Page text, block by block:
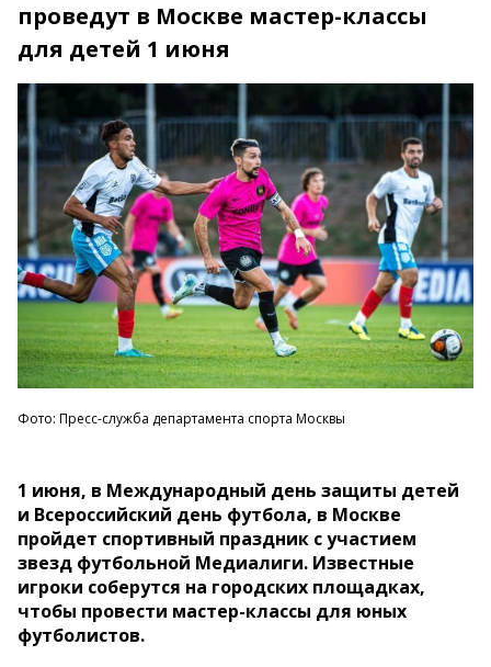
проведут в Москве мастер-классы
для детей 1 июня
Фото: Пресс-служба департамента спорта Москвы
1 июня, в Международный день защиты детей
и Всероссийский день футбола, в Москве
пройдет спортивный праздник с участием
звезд футбольной Медиалиги. Известные
игроки соберутся на городских площадках,
чтобы провести мастер-классы для юных
футболистов.